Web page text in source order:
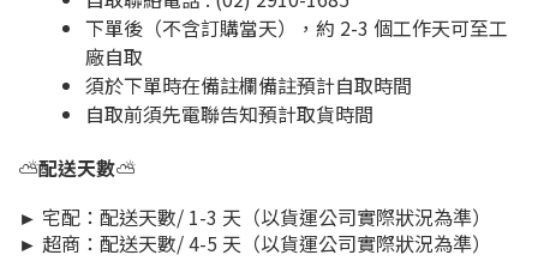
下單後（不含訂購當天），約 2-3 個工作天可至工
廠自取
須於下單時在備註欄備註預計自取時間
自取前須先電聯告知預計取貨時間
⛅配送天數⛅
► 宅配：配送天數/ 1-3 天（以貨運公司實際狀況為準）
► 超商：配送天數/ 4-5 天（以貨運公司實際狀況為準）